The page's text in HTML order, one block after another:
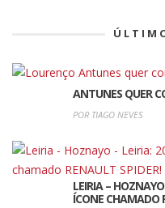
ANTUNES QUER
POR TIAGO NEVES
LEIRIA –
ÍCONE CHAMADO